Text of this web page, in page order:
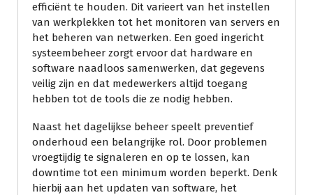
efficiënt te houden. Dit varieert van het instellen
van werkplekken tot het monitoren van servers en
het beheren van netwerken. Een goed ingericht
systeembeheer zorgt ervoor dat hardware en
software naadloos samenwerken, dat gegevens
veilig zijn en dat medewerkers altijd toegang
hebben tot de tools die ze nodig hebben.
Naast het dagelijkse beheer speelt preventief
onderhoud een belangrijke rol. Door problemen
vroegtijdig te signaleren en op te lossen, kan
downtime tot een minimum worden beperkt. Denk
hierbij aan het updaten van software, het